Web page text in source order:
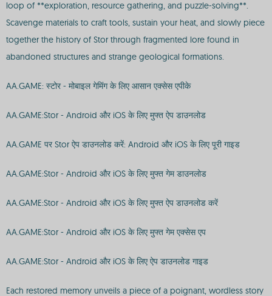
loop of **exploration, resource gathering, and puzzle-solving**.
Scavenge materials to craft tools, sustain your heat, and slowly piece
together the history of Stor through fragmented lore found in
abandoned structures and strange geological formations.
AA.GAME: स्टोर - मोबाइल गेमिंग के लिए आसान एक्सेस एपीके
AA.GAME:Stor - Android और iOS के लिए मुफ्त ऐप डाउनलोड
AA.GAME पर Stor ऐप डाउनलोड करें: Android और iOS के लिए पूरी गाइड
AA.GAME:Stor - Android और iOS के लिए मुफ्त गेम डाउनलोड
AA.GAME:Stor - Android और iOS के लिए मुफ्त ऐप डाउनलोड करें
AA.GAME:Stor - Android और iOS के लिए मुफ्त गेम एक्सेस एप
AA.GAME:Stor - Android और iOS के लिए ऐप डाउनलोड गाइड
Each restored memory unveils a piece of a poignant, wordless story